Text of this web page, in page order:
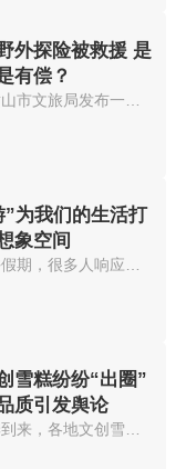
外探险被救援 是
有偿？
”为我们的生活打
象空间
雪糕纷纷“出圈”
质引发舆论